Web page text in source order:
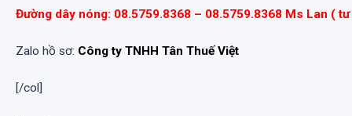
Đường dây nóng: 08.5759.8368 – 08.5759.8368 Ms Lan (
Zalo hồ sơ: Công ty TNHH Tân Thuế Việt
[/col]